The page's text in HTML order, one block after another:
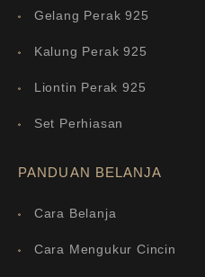
Gelang Perak 925
Kalung Perak 925
Liontin Perak 925
Set Perhiasan
PANDUAN BELANJA
Cara Belanja
Cara Mengukur Cincin